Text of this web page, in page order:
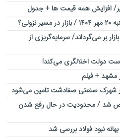
اثبات هژمونی ایران، آرامش را به بازار بر می‌گرداند/ سرمایه‎‌گریزی از
دولت اخلالگری می‌کند!
مشهد + فیلم
شهرک صنعتی صفادشت تامین می‌شود
شد / محدودیت در حال رفع شدن
نبود فولاد بررسی شد